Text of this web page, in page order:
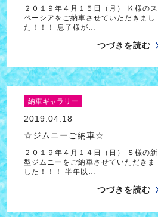
２０１９年４月１５日（月） Ｋ様のス
ペーシアをご納車させていただきまし
た！！！ 息子様が…
つづきを読む
納車ギャラリー
2019.04.18
☆ジムニーご納車☆
２０１９年４月１４日（日） Ｓ様の新
型ジムニーをご納車させていただきま
した！！！ 半年以…
つづきを読む